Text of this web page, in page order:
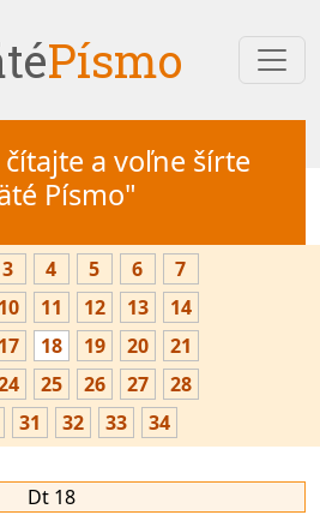
Písmo
a voľne šírte
Písmo"
3 4 5 6
7
10 11 12 13
14
17 18 19 20
21
25 26 27
28
31 32 33 34
Dt 18